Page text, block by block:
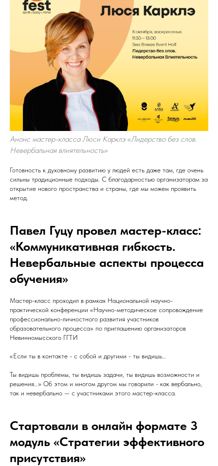
Анонс мастер-класса Люси Карклэ «Лидерство без слов.
Невербальная влиятельность»
Готовность к духовному развитию у людей есть даже там, где очень
сильны традиционные подходы. С благодарностью организаторам за
открытие нового пространства и страны, где мы можем проявить
метод.
Павел Гуцу провел мастер-класс:
«Коммуникативная гибкость.
Невербальные аспекты процесса
обучения»
Мастер-класс проходил в рамках Национальной научно-
практической конференции «Научно-методическое сопровождение
профессионально-личностного развития участников
образовательного процесса» по приглашению организаторов
Невинномысского ГГТИ
«Если ты в контакте - с собой и другими - ты видишь…
Ты видишь проблемы, ты видишь задачи, ты видишь возможности и
решения…» Об этом и многом другом мы говорили - как вербально,
так и невербально — с участниками этого мастер-класса.
Стартовали в онлайн формате 3
модуль «Стратегии эффективного
присутствия»